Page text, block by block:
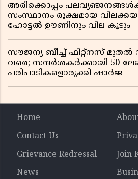
അരിക്കൊപ്പം
സംസ്ഥാനം രൂക്ഷമായ
ഹോട്ടൽ ഊണിനും വില കൂടും
സൗജന്യ ബീച്ച് ഫിറ്റ്നസ് മുതൽ
വരെ; സന്ദർശകർക്കായി 50-
പരിപാടികളൊരുക്കി ഷാർജ
Home
Contact Us
Grievance Redressal
Join
News